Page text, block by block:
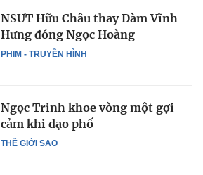
PHIM - TRUYỀN HÌNH
NSƯT Hữu Châu thay Đàm Vĩnh
Hưng đóng Ngọc Hoàng
THẾ GIỚI SAO
Ngọc Trinh khoe vòng một gợi
cảm khi dạo phố